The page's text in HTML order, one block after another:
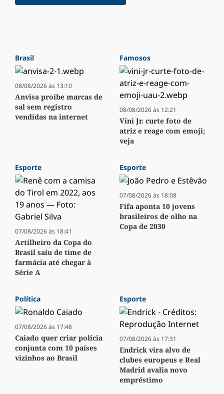
Brasil
08/08/2026 às 13:10
Anvisa proíbe marcas de
sal sem registro
vendidas na internet
Famosos
08/08/2026 às 12:21
Vini Jr. curte foto de
atriz e reage com emoji;
veja
Esporte
07/08/2026 às 18:41
Artilheiro da Copa do
Brasil saiu de time de
farmácia até chegar à
Série A
Esporte
07/08/2026 às 18:08
Fifa aponta 10 jovens
brasileiros de olho na
Copa de 2030
Política
07/08/2026 às 17:48
Caiado quer criar polícia
conjunta com 10 países
vizinhos ao Brasil
Esporte
07/08/2026 às 17:31
Endrick vira alvo de
clubes europeus e Real
Madrid avalia novo
empréstimo